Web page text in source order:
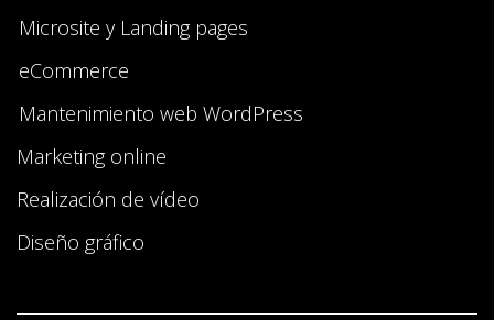
Microsite y Landing pages
eCommerce
Mantenimiento web WordPress
Marketing online
Realización de vídeo
Diseño gráfico